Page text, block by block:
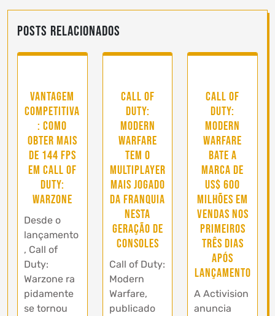
Posts Relacionados
Vantagem
competitiva
: como
obter mais
de 144 FPS
em Call of
Duty:
Warzone
Desde o
lançamento
, Call of
Duty:
Warzone ra
pidamente
se tornou
Call of
Duty:
Modern
Warfare
tem o
multiplayer
mais jogado
da franquia
nesta
geração de
consoles
Call of Duty:
Modern
Warfare,
publicado
Call of
Duty:
Modern
Warfare
bate a
marca de
US$ 600
milhões em
vendas nos
primeiros
três dias
após
lançamento
A Activision
anuncia